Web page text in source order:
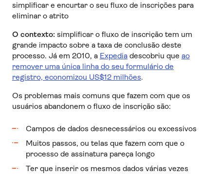
simplificar e encurtar o seu fluxo de inscrições para
eliminar o atrito
O contexto: simplificar o fluxo de inscrição tem um
grande impacto sobre a taxa de conclusão deste
processo. Já em 2010, a Expediadescobriu que ao
remover uma única linha do seu formulário de
registro, economizou US$12 milhões.
Os problemas mais comuns que fazem com que os
usuários abandonem o fluxo de inscrição são:
Campos de dados desnecessários ou excessivos
Muitos passos, ou telas que fazem com que o
processo de assinatura pareça longo
Ter que inserir os mesmos dados várias vezes